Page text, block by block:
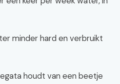
minder hard en verbruikt
houdt van een beetje